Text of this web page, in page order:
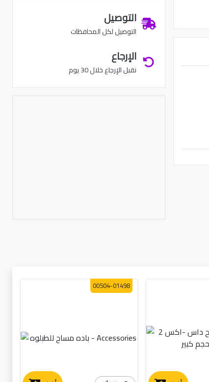
التوصيل
التوصيل لكل المحافظات
الإرجاع
نقبل الإرجاع خلال 30 يوم
00504-01498